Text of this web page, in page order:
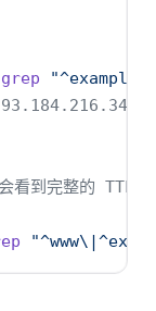
grep
"^example"
看到完整的 TTL